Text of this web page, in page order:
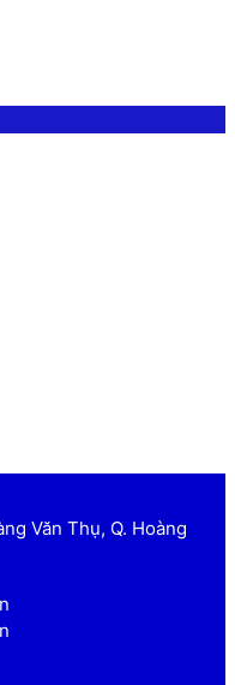
Văn Thụ, Q. Hoàng